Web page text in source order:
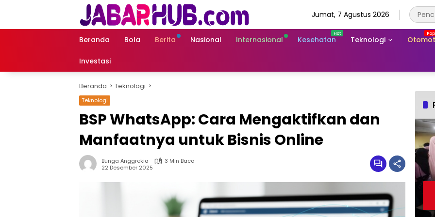
Jumat, 7 Agustus 2026
Beranda Bola Berita Nasional Internasional Kesehatan Teknologi
Investasi
Beranda Teknologi
Teknologi
BSP WhatsApp: Cara Mengaktifkan dan
Manfaatnya untuk Bisnis Online
Bunga Anggrekia
3 Min Baca
22 Desember 2025